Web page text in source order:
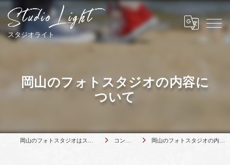
岡山のフォトスタジオの内容に
ついて
コンセプト 岡山のフォトスタジオの内容について